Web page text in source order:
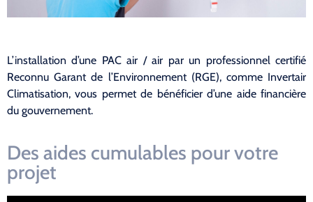
L’installation d’une PAC air / air par un professionnel certifié
Reconnu Garant de l’Environnement (RGE), comme Invertair
Climatisation, vous permet de bénéficier d’une aide financière
du gouvernement.
Des aides cumulables pour votre
projet